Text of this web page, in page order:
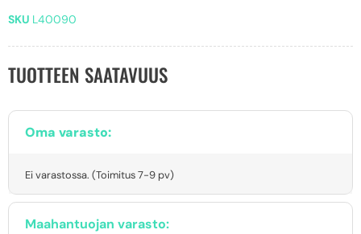
SKU L40090
TUOTTEEN SAATAVUUS
Oma varasto:
Ei varastossa. (Toimitus 7-9 pv)
Maahantuojan varasto: